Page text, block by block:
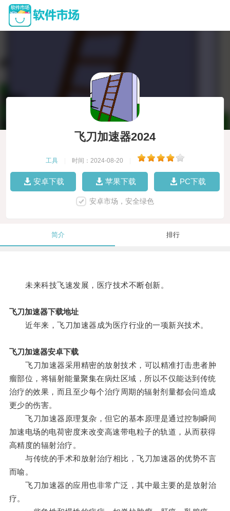
飞刀加速器2024
工具 时间：2024-08-20
安卓下载 苹果下载 PC下载
安卓市场，安全绿色
简介 排行
未来科技飞速发展，医疗技术不断创新。
飞刀加速器下载地址
近年来，飞刀加速器成为医疗行业的一项新兴技术。
飞刀加速器安卓下载
飞刀加速器采用精密的放射技术，可以精准打击患者肿
瘤部位，将辐射能量聚集在病灶区域，所以不仅能达到传统
治疗的效果，而且至少每个治疗周期的辐射剂量都会问造成
更少的伤害。
飞刀加速器原理复杂，但它的基本原理是通过控制瞬间
加速电场的电荷密度来改变高速带电粒子的轨道，从而获得
高精度的辐射治疗。
与传统的手术和放射治疗相比，飞刀加速器的优势不言
而喻。
飞刀加速器的应用也非常广泛，其中最主要的是放射治
疗。